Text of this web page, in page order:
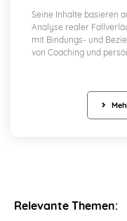
Seine Inhalte basieren
Analyse realer
mit Bindungs- und
von Coaching und
Relevante Themen: